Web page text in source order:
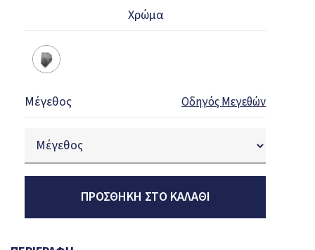
Χρώμα
Μέγεθος Οδηγός Μεγεθών
ΠΡΟΣΘΉΚΗ ΣΤΟ ΚΑΛΆΘΙ